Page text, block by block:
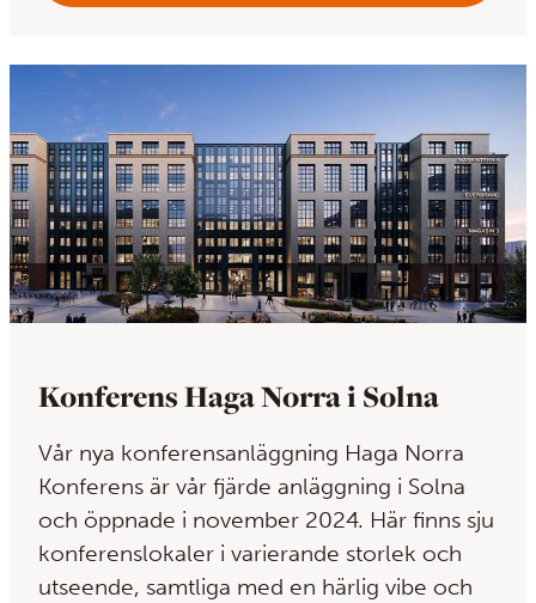
Konferens Haga Norra i Solna
Vår nya konferensanläggning Haga Norra
Konferens är vår fjärde anläggning i Solna
och öppnade i november 2024. Här finns sju
konferenslokaler i varierande storlek och
utseende, samtliga med en härlig vibe och